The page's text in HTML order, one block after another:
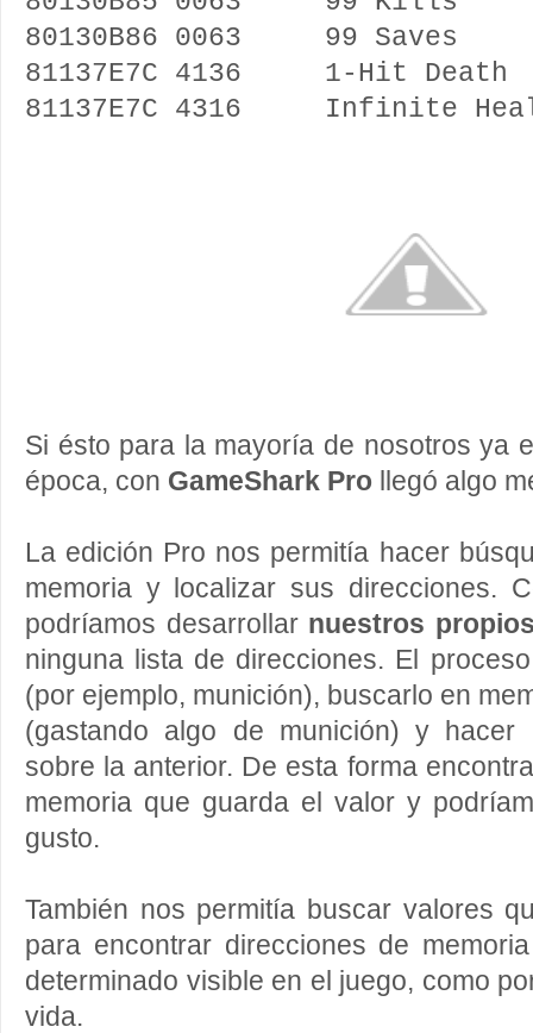
80130B86 0063 99 Saves
81137E7C 4136 1-Hit Death
81137E7C 4316 Infinite
Si ésto para la mayoría de nosotros ya
época, con GameShark Pro llegó algo
La edición Pro nos permitía hacer
memoria y localizar sus direcciones.
podríamos desarrollar nuestros
ninguna lista de direcciones. El
(por ejemplo, munición), buscarlo en
(gastando algo de munición) y hacer
sobre la anterior. De esta forma
memoria que guarda el valor y
gusto.
También nos permitía buscar valores
para encontrar direcciones de
determinado visible en el juego, como
vida.